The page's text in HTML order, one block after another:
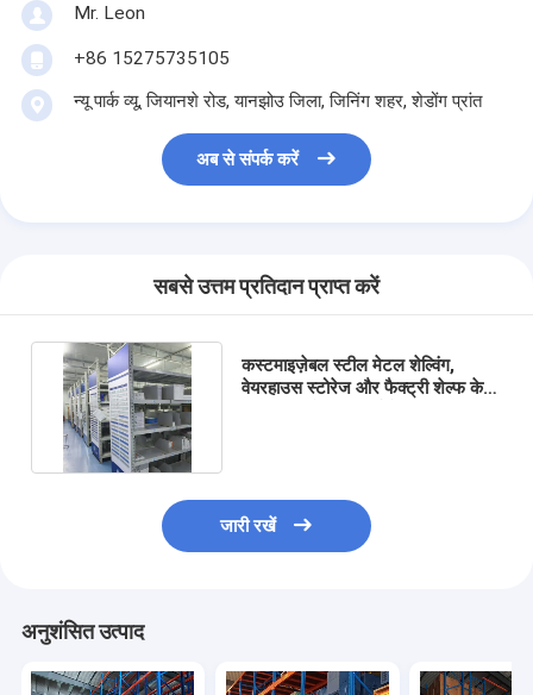
Mr. Leon
+86 15275735105
न्यू पार्क व्यू, जियानशे रोड, यानझोउ जिला, जिनिंग शहर, शेडोंग प्रांत
अब से संपर्क करें
सबसे उत्तम प्रतिदान प्राप्त करें
कस्टमाइज़ेबल स्टील मेटल शेल्विंग,
वेयरहाउस स्टोरेज और फैक्ट्री शेल्फ के
जारी रखें
अनुशंसित उत्पाद